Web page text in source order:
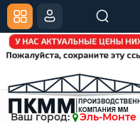
Ваш город:
Эль-Монте